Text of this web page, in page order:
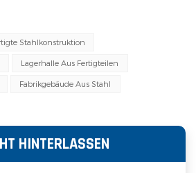
Stahlkonstruktion
Lagerhalle Aus Fertigteilen
Fabrikgebäude Aus Stahl
HINTERLASSEN